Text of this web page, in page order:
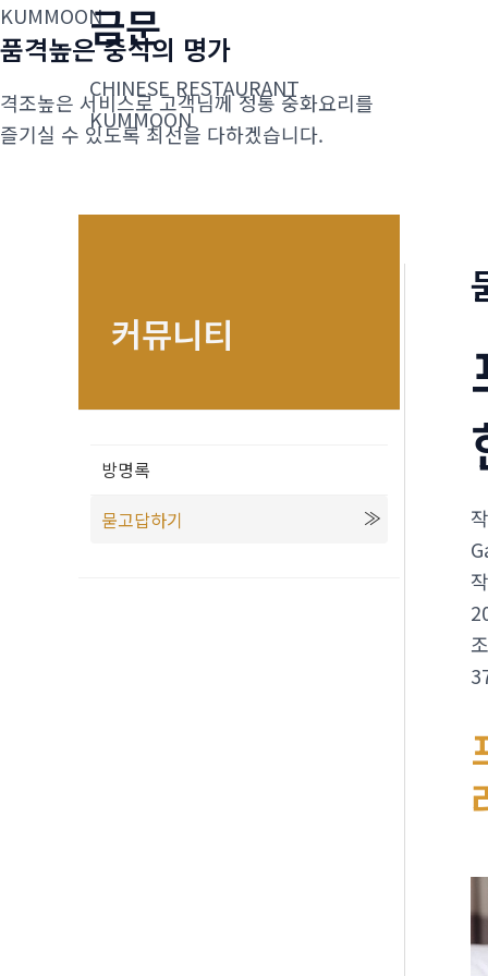
콘
텐
로
건
금문
CHINESE RESTAURANT
KUMMOON
KUMMOON
품격높은 중식의 명가
격조높은 서비스로 고객님께 정통 중화요리를
즐기실 수 있도록 최선을 다하겠습니다.
커뮤니티
방명록
묻고답하기